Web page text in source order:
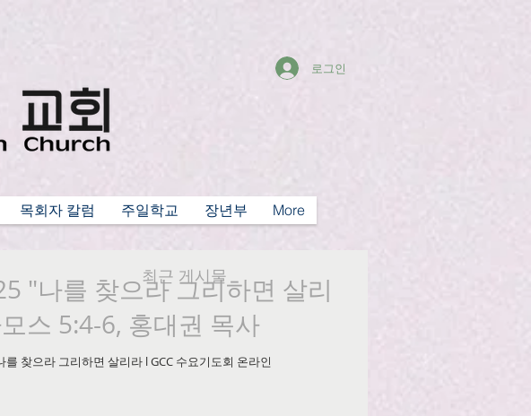
로그인
목회자 칼럼 주일학교 장년부 More
"나를 찾으라 그리하면 살리
스 5:4-6, 홍대권 목사
를 찾으라 그리하면 살리라 l GCC 수요기도회 온라인
최근 게시물